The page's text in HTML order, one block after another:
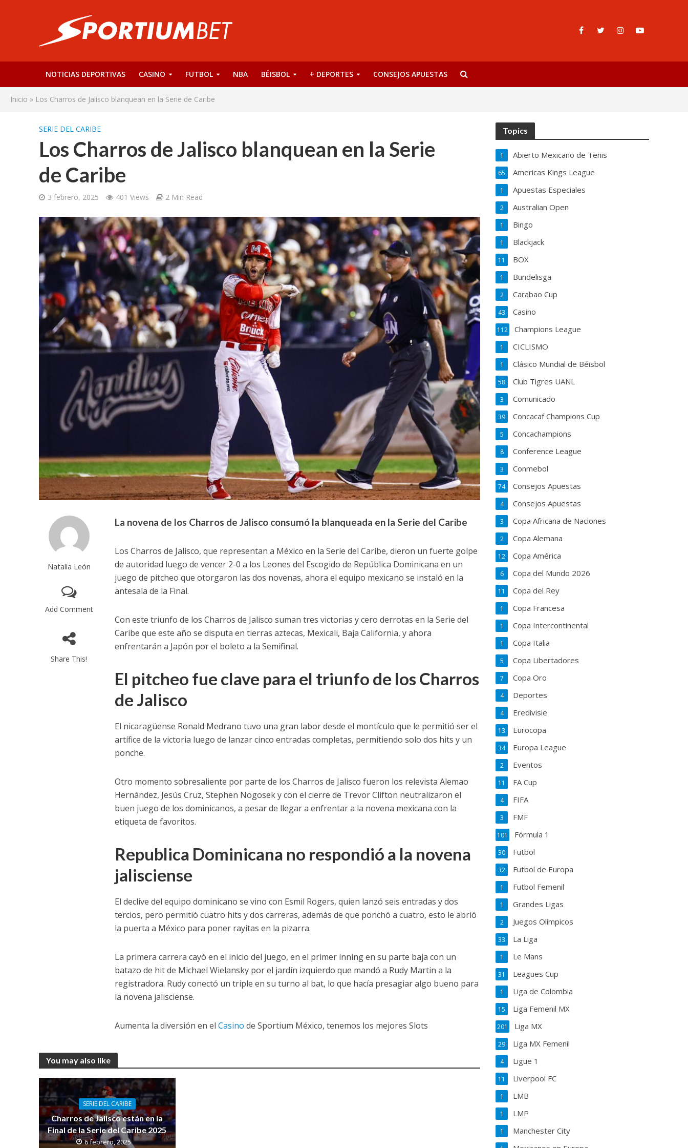
NOTICIAS DEPORTIVAS CASINO FUTBOL NBA BÉISBOL + DEPORTES CONSEJOS APUESTAS
Inicio » Los Charros de Jalisco blanquean en la Serie de Caribe
SERIE DEL CARIBE
Los Charros de Jalisco blanquean en la Serie
de Caribe
3 febrero, 2025 401 Views 2 Min Read
Natalia León
Add Comment
Share This!
La novena de los Charros de Jalisco consumó la blanqueada en la Serie del Caribe
Los Charros de Jalisco, que representan a México en la Serie del Caribe, dieron un fuerte golpe
de autoridad luego de vencer 2-0 a los Leones del Escogido de República Dominicana en un
juego de pitcheo que otorgaron las dos novenas, ahora el equipo mexicano se instaló en la
antesala de la Final.
Con este triunfo de los Charros de Jalisco suman tres victorias y cero derrotas en la Serie del
Caribe que este año se disputa en tierras aztecas, Mexicali, Baja California, y ahora
enfrentarán a Japón por el boleto a la Semifinal.
El pitcheo fue clave para el triunfo de los Charros
de Jalisco
El nicaragüense Ronald Medrano tuvo una gran labor desde el montículo que le permitió ser el
artífice de la victoria luego de lanzar cinco entradas completas, permitiendo solo dos hits y un
ponche.
Otro momento sobresaliente por parte de los Charros de Jalisco fueron los relevista Alemao
Hernández, Jesús Cruz, Stephen Nogosek y con el cierre de Trevor Clifton neutralizaron el
buen juego de los dominicanos, a pesar de llegar a enfrentar a la novena mexicana con la
etiqueta de favoritos.
Republica Dominicana no respondió a la novena
jalisciense
El declive del equipo dominicano se vino con Esmil Rogers, quien lanzó seis entradas y dos
tercios, pero permitió cuatro hits y dos carreras, además de que ponchó a cuatro, esto le abrió
la puerta a México para poner rayitas en la pizarra.
La primera carrera cayó en el inicio del juego, en el primer inning en su parte baja con un
batazo de hit de Michael Wielansky por el jardín izquierdo que mandó a Rudy Martin a la
registradora. Rudy conectó un triple en su turno al bat, lo que hacía presagiar algo bueno para
la novena jalisciense.
Aumenta la diversión en elCasino de Sportium México, tenemos los mejores Slots
You may also like
SERIE DEL CARIBE
Charros de Jalisco están en la
Final de la Serie del Caribe 2025
6 febrero, 2025
Topics
Abierto Mexicano de Tenis
1
Americas Kings League
65
Apuestas Especiales
1
Australian Open
2
Bingo
1
Blackjack
1
BOX
11
Bundelisga
1
Carabao Cup
2
Casino
43
Champions League
112
CICLISMO
1
Clásico Mundial de Béisbol
1
Club Tigres UANL
58
Comunicado
3
Concacaf Champions Cup
39
Concachampions
5
Conference League
8
Conmebol
3
Consejos Apuestas
74
Consejos Apuestas
4
Copa Africana de Naciones
3
Copa Alemana
2
Copa América
12
Copa del Mundo 2026
6
Copa del Rey
11
Copa Francesa
1
Copa Intercontinental
1
Copa Italia
1
Copa Libertadores
5
Copa Oro
7
Deportes
4
Eredivisie
4
Eurocopa
13
Europa League
34
Eventos
2
FA Cup
11
FIFA
4
FMF
3
Fórmula 1
101
Futbol
30
Futbol de Europa
32
Futbol Femenil
1
Grandes Ligas
1
Juegos Olímpicos
2
La Liga
33
Le Mans
1
Leagues Cup
31
Liga de Colombia
1
Liga Femenil MX
15
Liga MX
201
Liga MX Femenil
29
Ligue 1
4
Liverpool FC
11
LMB
1
LMP
1
Manchester City
1